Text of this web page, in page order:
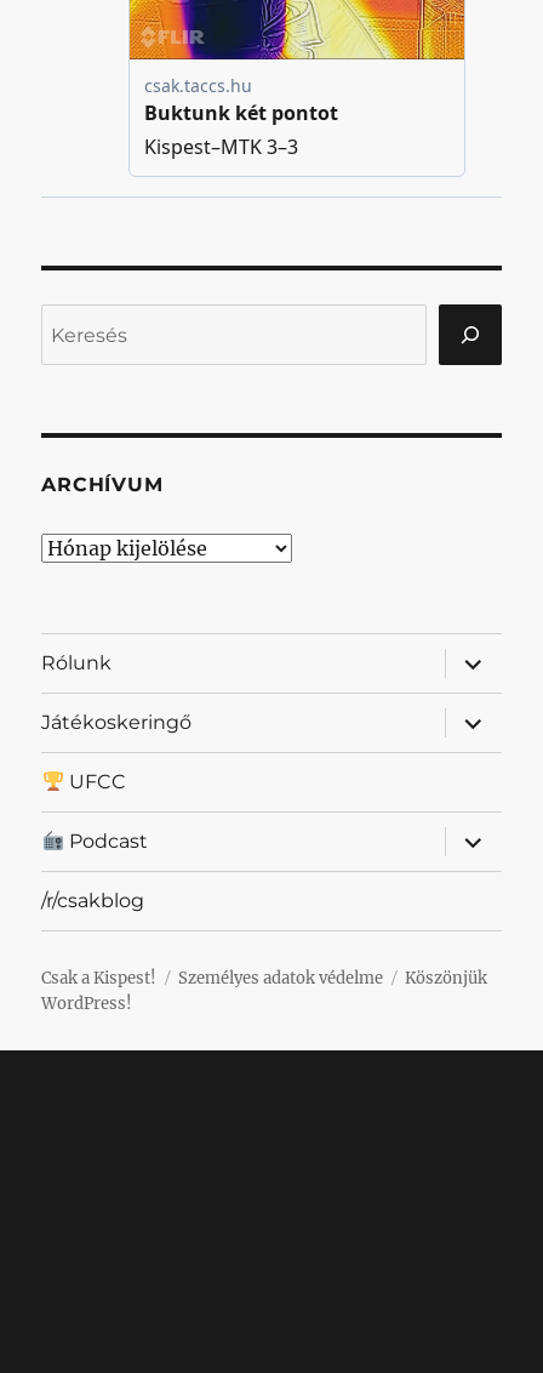
ARCHÍVUM
Archívum
Rólunk
almenü
Játékoskeringő
almenü
UFCC
Podcast
almenü
/r/csakblog
Csak a Kispest! Személyes adatok védelme
Köszönjük
WordPress!